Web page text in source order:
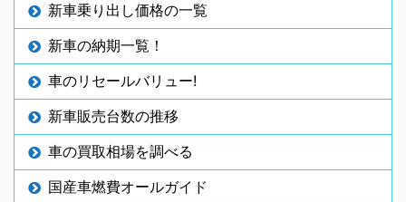
新車乗り出し価格の一覧
新車の納期一覧！
車のリセールバリュー!
新車販売台数の推移
車の買取相場を調べる
国産車燃費オールガイド